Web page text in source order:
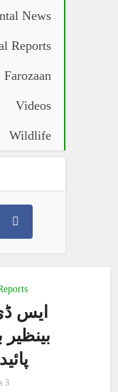
News
Reports
Farozaan
Videos
Wildlife
ایس
3 months پہلے